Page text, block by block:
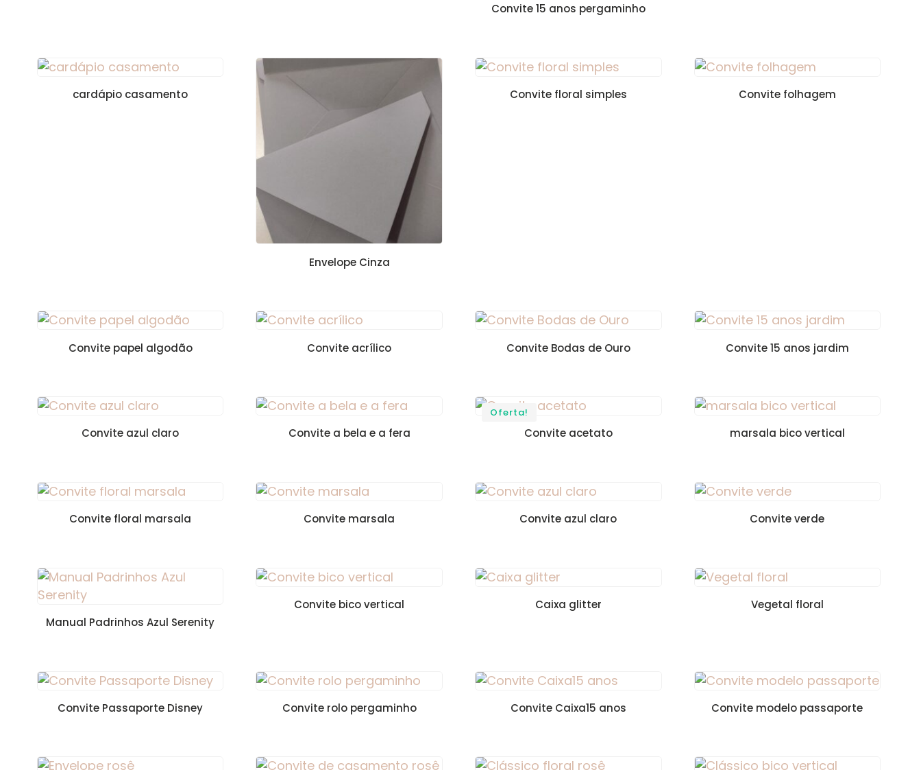
Convite 15 anos pergaminho
cardápio casamento
Envelope Cinza
Convite floral simples Convite folhagem
Convite papel algodão Convite acrílico Convite Bodas de Ouro Convite 15 anos jardim
Convite azul claro Convite a bela e a fera
Oferta!
Convite acetato marsala bico vertical
Convite floral marsala Convite marsala Convite azul claro Convite verde
Manual Padrinhos Azul Serenity
Convite bico vertical Caixa glitter Vegetal floral
Convite Passaporte Disney Convite rolo pergaminho Convite Caixa15 anos Convite modelo passaporte